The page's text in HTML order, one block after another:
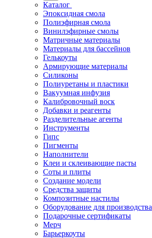
Каталог
Эпоксидная смола
Полиэфирная смола
Винилэфирные смолы
Матричные материалы
Материалы для бассейнов
Гелькоуты
Армирующие материалы
Силиконы
Полиуретаны и пластики
Вакуумная инфузия
Калибровочный воск
Добавки и реагенты
Разделительные агенты
Инструменты
Гипс
Пигменты
Наполнители
Клеи и склеивающие пасты
Соты и плиты
Создание модели
Средства защиты
Композитные настилы
Оборудование для производства
Подарочные сертификаты
Мерч
Барьеркоуты